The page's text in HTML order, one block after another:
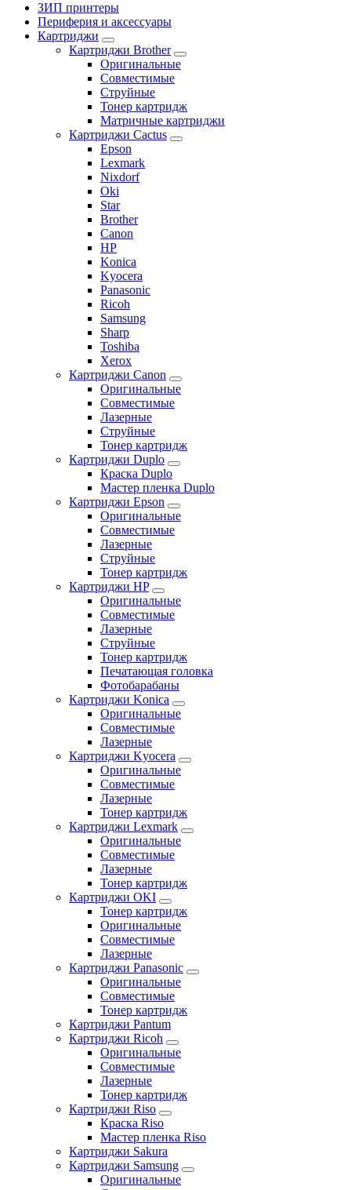
ЗИП принтеры
Периферия и аксессуары
Картриджи
Картриджи Brother
Оригинальные
Совместимые
Струйные
Тонер картридж
Матричные картриджи
Картриджи Cactus
Epson
Lexmark
Nixdorf
Oki
Star
Brother
Canon
HP
Konica
Kyocera
Panasonic
Ricoh
Samsung
Sharp
Toshiba
Xerox
Картриджи Canon
Оригинальные
Совместимые
Лазерные
Струйные
Тонер картридж
Картриджи Duplo
Краска Duplo
Мастер пленка Duplo
Картриджи Epson
Оригинальные
Совместимые
Лазерные
Струйные
Тонер картридж
Картриджи HP
Оригинальные
Совместимые
Лазерные
Струйные
Тонер картридж
Печатающая головка
Фотобарабаны
Картриджи Konica
Оригинальные
Совместимые
Лазерные
Картриджи Kyocera
Оригинальные
Совместимые
Лазерные
Тонер картридж
Картриджи Lexmark
Оригинальные
Совместимые
Лазерные
Тонер картридж
Картриджи OKI
Тонер картридж
Оригинальные
Совместимые
Лазерные
Картриджи Panasonic
Оригинальные
Совместимые
Тонер картридж
Картриджи Pantum
Картриджи Ricoh
Оригинальные
Совместимые
Лазерные
Тонер картридж
Картриджи Riso
Краска Riso
Мастер пленка Riso
Картриджи Sakura
Картриджи Samsung
Оригинальные